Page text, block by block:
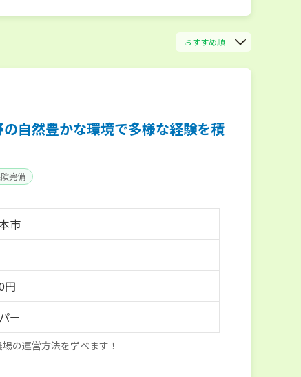
おすすめ順
自然豊かな環境で多様な経験を積
完備
市
円
ー
の運営方法を学べます！